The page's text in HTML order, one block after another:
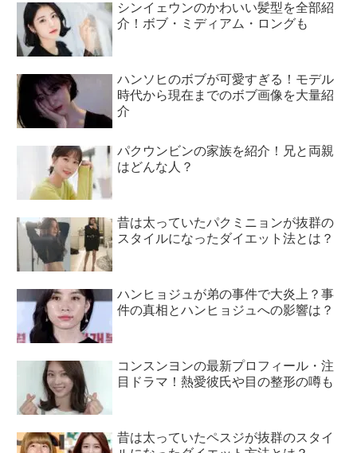
シンイェウンのかわいい髪型を全部紹
介！ボブ・ミディアム・ロングも
ハンソヒのボブが可愛すぎる！モデル
時代から現在までのボブ画像を大量紹
介
パクウンビンの家族を紹介！兄と両親
はどんな人？
昔は太っていたパクミニョンが抜群の
スタイルになったダイエット法とは？
ハンヒョジュが弟の事件で大炎上？事
件の真相とハンヒョジュへの影響は？
コンスンヨンの最新プロフィール・注
目ドラマ！熱愛彼氏や目の整形の噂も
昔は太っていたペスジが抜群のスタイ